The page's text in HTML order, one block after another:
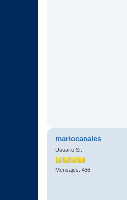
mariocanales
Usuario Sr.
Mensajes: 466